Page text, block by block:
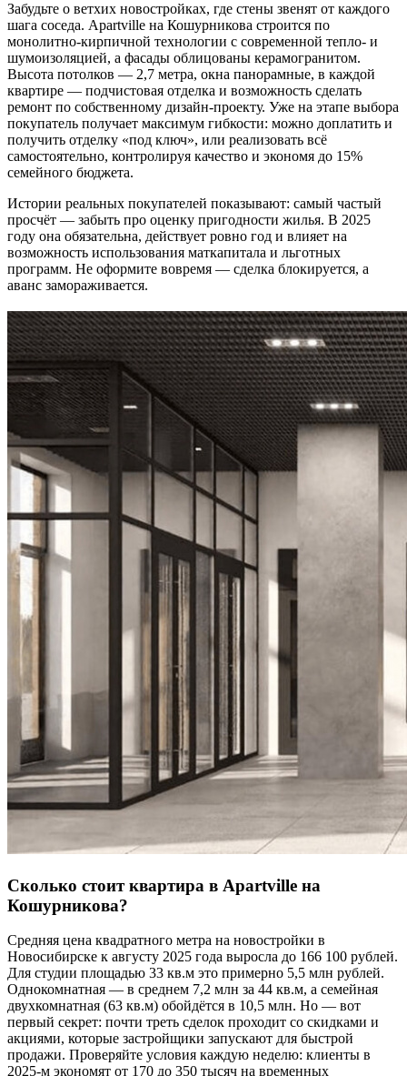
Забудьте о ветхих новостройках, где стены звенят от каждого
шага соседа. Apartville на Кошурникова строится по
монолитно-кирпичной технологии с современной тепло- и
шумоизоляцией, а фасады облицованы керамогранитом.
Высота потолков — 2,7 метра, окна панорамные, в каждой
квартире — подчистовая отделка и возможность сделать
ремонт по собственному дизайн-проекту. Уже на этапе выбора
покупатель получает максимум гибкости: можно доплатить и
получить отделку «под ключ», или реализовать всё
самостоятельно, контролируя качество и экономя до 15%
семейного бюджета.
Истории реальных покупателей показывают: самый частый
просчёт — забыть про оценку пригодности жилья. В 2025
году она обязательна, действует ровно год и влияет на
возможность использования маткапитала и льготных
программ. Не оформите вовремя — сделка блокируется, а
аванс замораживается.
Сколько стоит квартира в Apartville на
Кошурникова?
Средняя цена квадратного метра на новостройки в
Новосибирске к августу 2025 года выросла до 166 100 рублей.
Для студии площадью 33 кв.м это примерно 5,5 млн рублей.
Однокомнатная — в среднем 7,2 млн за 44 кв.м, а семейная
двухкомнатная (63 кв.м) обойдётся в 10,5 млн. Но — вот
первый секрет: почти треть сделок проходит со скидками и
акциями, которые застройщики запускают для быстрой
продажи. Проверяйте условия каждую неделю: клиенты в
2025-м экономят от 170 до 350 тысяч на временных